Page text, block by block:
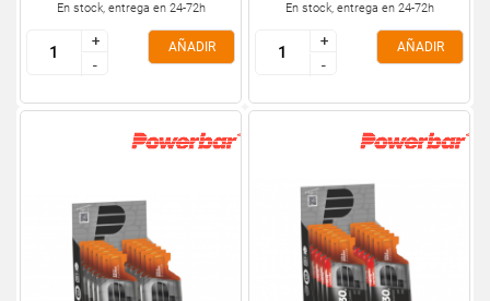
En stock, entrega en 24-72h
+
-
+
-
AÑADIR
En stock, entrega en 24-72h
+
-
+
-
AÑADIR